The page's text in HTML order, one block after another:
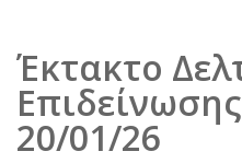
Έκτακτο
20/01/26